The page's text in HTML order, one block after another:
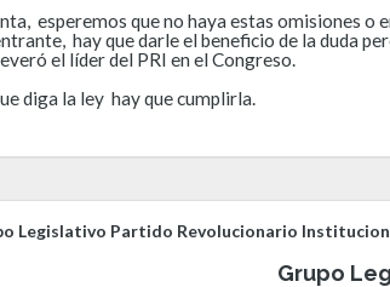
esperemos que no haya estas omisiones o
hay que darle el beneficio de la duda
el líder del PRI en el Congreso.
diga la ley hay que cumplirla.
Legislativo Partido Revolucionario
Grupo